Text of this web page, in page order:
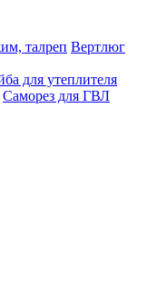
талреп Вертлюг
для утеплителя
Саморез для ГВЛ